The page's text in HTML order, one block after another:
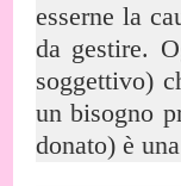
esserne la
da gestire.
soggettivo)
un bisogno
donato) è